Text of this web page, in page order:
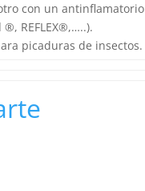
con un antinflamatorio
REFLEX®,…..).
picaduras de insectos.